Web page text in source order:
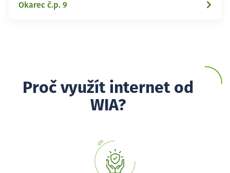
Okarec č.p. 9
Proč využít internet od
WIA?